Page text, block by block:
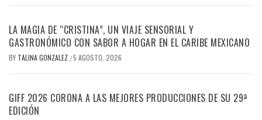
LA MAGIA DE “CRISTINA”, UN VIAJE SENSORIAL Y
GASTRONÓMICO CON SABOR A HOGAR EN EL CARIBE MEXICANO
BY TALINA GONZALEZ /5 AGOSTO, 2026
GIFF 2026 CORONA A LAS MEJORES PRODUCCIONES DE SU 29ª
EDICIÓN